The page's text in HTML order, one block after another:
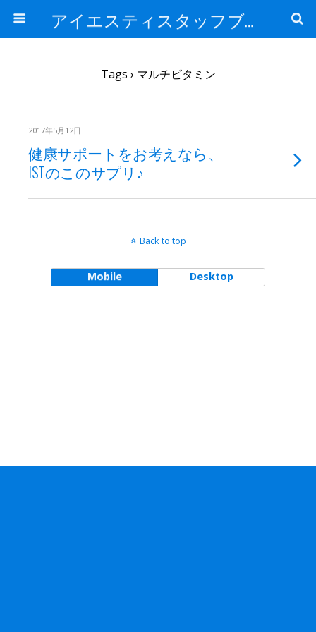
アイエスティスタッフブログ
Tags › マルチビタミン
2017年5月12日
健康サポートをお考えなら、
ISTのこのサプリ♪
Back to top
Mobile Desktop